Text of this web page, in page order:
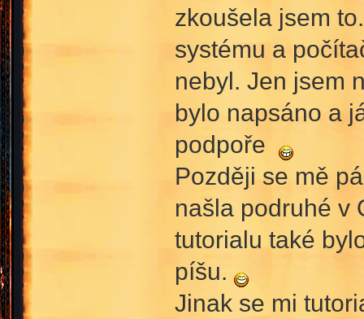
zkoušela jsem
systému a
nebyl. Jen jsem
bylo napsáno a
podpoře
Později se mě
našla podruhé v
tutorialu také
píšu.
Jinak se mi